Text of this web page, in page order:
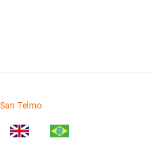
San Telmo